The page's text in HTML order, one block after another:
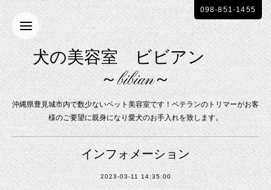
犬の美容室 ビビアン
～bibian～
沖縄県豊見城市内で数少ないペット美容室です！ベテランのトリマーがお客
様のご要望に親身になり愛犬のお手入れを致します。
098-851-1455
インフォメーション
2023-03-11 14:35:00